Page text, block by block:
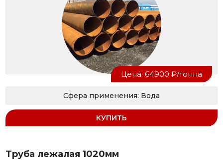
Цена: 64900 ₽/тонна
Сфера применения: Вода
КУПИТЬ
Труба лежалая 1020мм